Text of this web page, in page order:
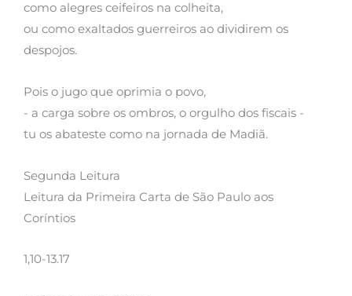
como alegres ceifeiros na colheita,
ou como exaltados guerreiros ao dividirem os
despojos.
Pois o jugo que oprimia o povo,
- a carga sobre os ombros, o orgulho dos fiscais -
tu os abateste como na jornada de Madiã.
Segunda Leitura
Leitura da Primeira Carta de São Paulo aos
Coríntios
1,10-13.17